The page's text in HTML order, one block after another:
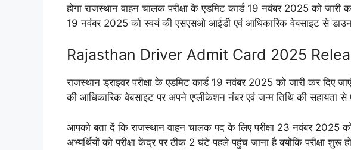
होगा राजस्थान वाहन चालक परीक्षा के एडमिट कार्ड 19 नवंबर 2025 को जारी
19 नवंबर 2025 को स्वयं की एसएसओ आईडी एवं आधिकारिक वेबसाइट से
Rajasthan Driver Admit Card 2025
राजस्थान ड्राइवर परीक्षा के एडमिट कार्ड 19 नवंबर 2025 को जारी कर दिए
की आधिकारिक वेबसाइट पर अपने एप्लीकेशन नंबर एवं जन्म तिथि की सहायता
आपको बता दें कि राजस्थान वाहन चालक पद के लिए परीक्षा 23 नवंबर 2025
अभ्यर्थियों को परीक्षा केंद्र पर ठीक 2 घंटे पहले पहुंच जाना है क्योंकि परीक्षा शुरू